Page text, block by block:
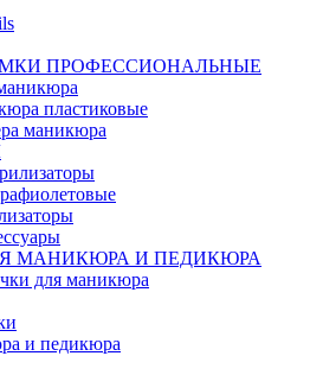
ПРОФЕССИОНАЛЬНЫЕ
пластиковые
маникюра
МАНИКЮРА И ПЕДИКЮРА
для маникюра
и педикюра